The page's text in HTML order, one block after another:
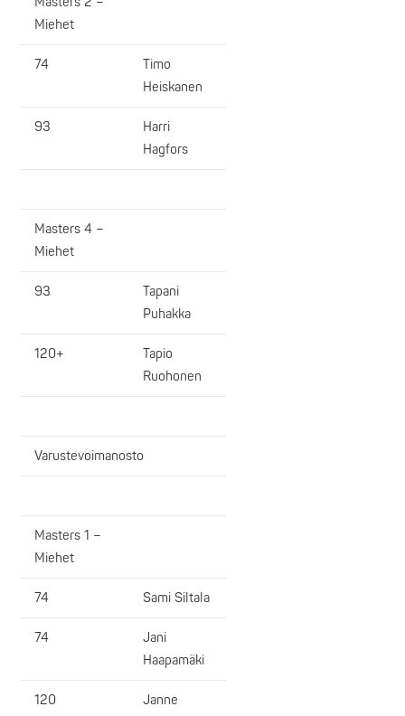
Miehet
74
Timo
Heiskanen
93
Harri
Hagfors
Masters 4 –
Miehet
93
Tapani
Puhakka
120+
Tapio
Ruohonen
Varustevoimanosto
Masters 1 –
Miehet
74 Sami Siltala
74
Jani
Haapamäki
120
Janne